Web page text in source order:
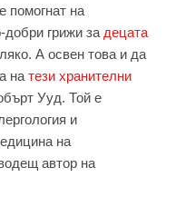
помогнат на
добри грижи за децата
А освен това и да
на тези хранителни
Ууд. Той е
и
на
автор на